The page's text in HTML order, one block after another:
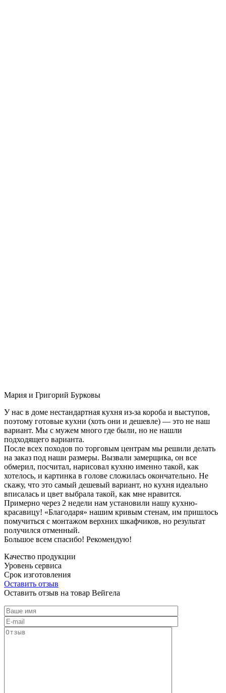
Мария и Григорий Бурковы
У нас в доме нестандартная кухня из-за короба и выступов,
поэтому готовые кухни (хоть они и дешевле) — это не наш
вариант. Мы с мужем много где были, но не нашли
подходящего варианта.
После всех походов по торговым центрам мы решили делать
на заказ под наши размеры. Вызвали замерщика, он все
обмерил, посчитал, нарисовал кухню именно такой, как
хотелось, и картинка в голове сложилась окончательно. Не
скажу, что это самый дешевый вариант, но кухня идеально
вписалась и цвет выбрала такой, как мне нравится.
Примерно через 2 недели нам установили нашу кухню-
красавицу! «Благодаря» нашим кривым стенам, им пришлось
помучиться с монтажом верхних шкафчиков, но результат
получился отменный.
Большое всем спасибо! Рекомендую!
Качество продукции
Уровень сервиса
Срок изготовления
Оставить отзыв
Оставить отзыв на товар Вейгела